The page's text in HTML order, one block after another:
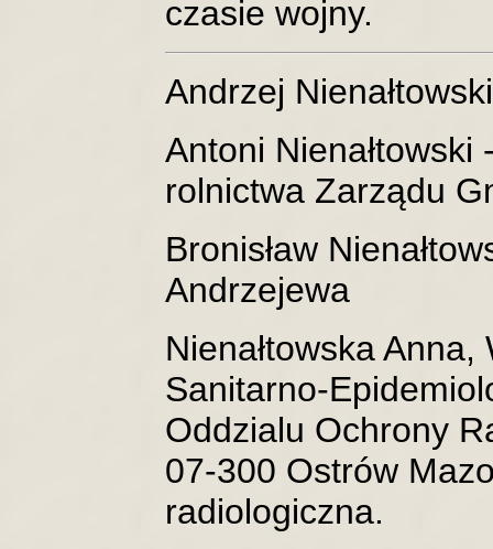
czasie wojny.
Andrzej
Antoni
rolnictwa Zarządu
Bronisław
Andrzejewa
Nienałtowska
Sanitarno-
Oddzialu Ochrony
07-300 Ostrów
radiologiczna.